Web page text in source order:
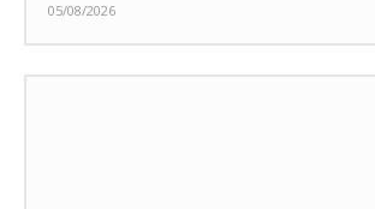
05/08/2026